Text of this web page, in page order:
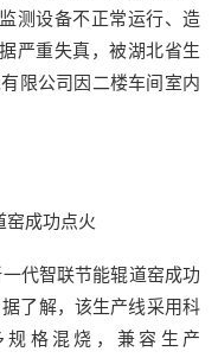
测设备不正常运行、造
严重失真，被湖北省生
限公司因二楼车间室内
窑成功点火
代智联节能辊道窑成功
了解，该生产线采用科
格混烧，兼容生产